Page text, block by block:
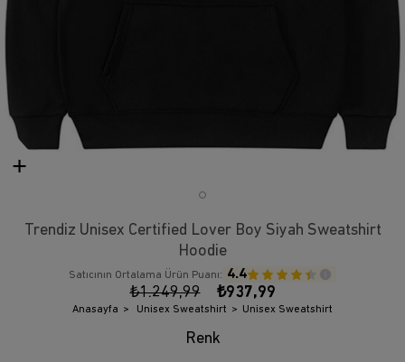
Trendiz Unisex Certified Lover Boy Siyah Sweatshirt
Hoodie
Satıcının Ortalama Ürün Puanı: 4.4
₺1.249,99 ₺937,99
Anasayfa Unisex Sweatshirt Unisex Sweatshirt